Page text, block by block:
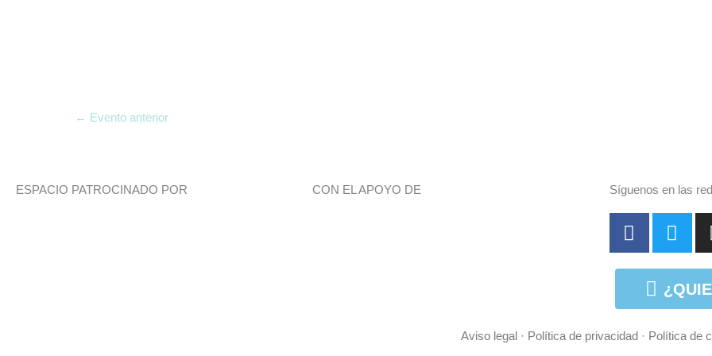
← Evento anterior
ESPACIO PATROCINADO POR CON EL APOYO DE Síguenos en las
F
a
o
T
w
t
t
r
Aviso legal · Política de privacidad · Política de